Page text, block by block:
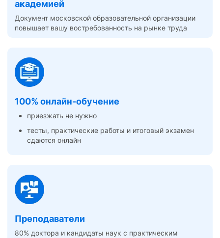
академией
Документ московской образовательной организации
повышает вашу востребованность на рынке труда
100% онлайн-обучение
приезжать не нужно
тесты, практические работы и итоговый экзамен
сдаются онлайн
Преподаватели
80% доктора и кандидаты наук с практическим